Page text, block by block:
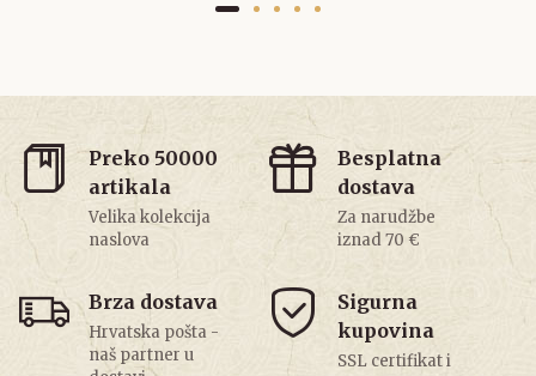
Preko 50000
artikala
Velika kolekcija
naslova
Besplatna
dostava
Za narudžbe
iznad 70 €
Brza dostava
Hrvatska pošta -
naš partner u
Sigurna
kupovina
SSL certifikat i